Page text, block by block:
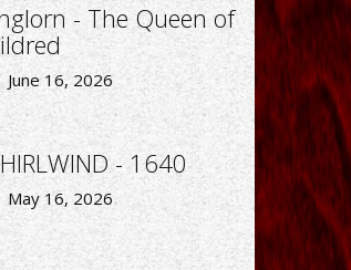
- The Queen of
June 16, 2026
- 1640
May 16, 2026